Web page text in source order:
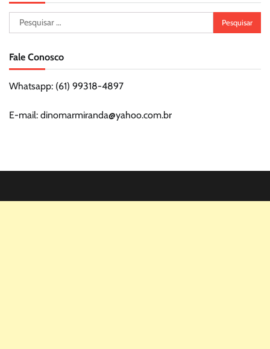
Pesquisar
por:
Fale Conosco
Whatsapp: (61) 99318-4897
E-mail: dinomarmiranda@yahoo.com.br